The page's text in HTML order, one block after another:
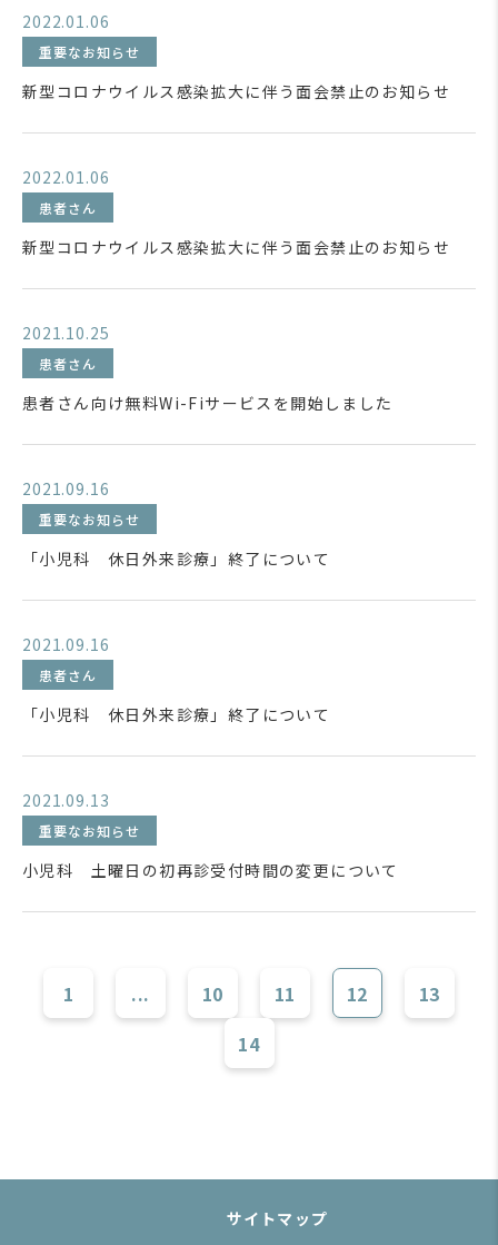
2022.01.06
重要なお知らせ
新型コロナウイルス感染拡大に伴う面会禁止のお知らせ
2022.01.06
患者さん
新型コロナウイルス感染拡大に伴う面会禁止のお知らせ
2021.10.25
患者さん
患者さん向け無料Wi-Fiサービスを開始しました
2021.09.16
重要なお知らせ
「小児科 休日外来診療」終了について
2021.09.16
患者さん
「小児科 休日外来診療」終了について
2021.09.13
重要なお知らせ
小児科 土曜日の初再診受付時間の変更について
1 ... 10 11 12
13
14
サイトマップ